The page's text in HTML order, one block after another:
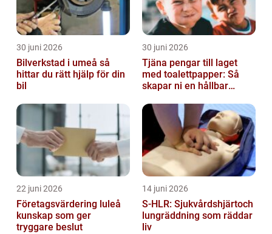
30 juni 2026
Bilverkstad i umeå så
hittar du rätt hjälp för din
bil
30 juni 2026
Tjäna pengar till laget
med toalettpapper: Så
skapar ni en hållbar
22 juni 2026
Företagsvärdering luleå
kunskap som ger
tryggare beslut
14 juni 2026
S-HLR: Sjukvårdshjärtoch
lungräddning som räddar
liv